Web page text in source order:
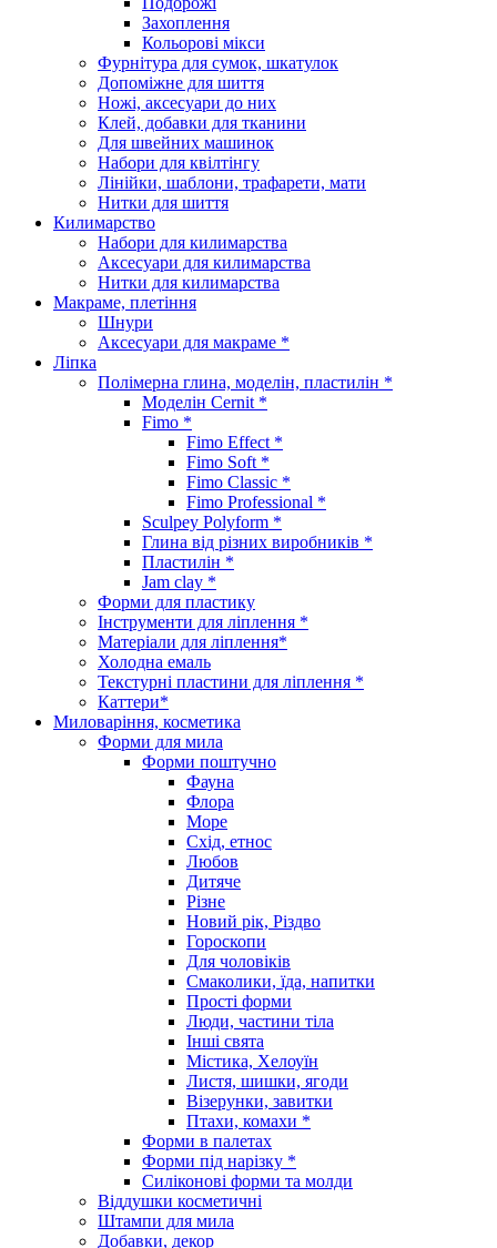
Захоплення
Кольорові мікси
Фурнітура для сумок, шкатулок
Допоміжне для шиття
Ножі, аксесуари до них
Клей, добавки для тканини
Для швейних машинок
Набори для квілтінгу
Лінійки, шаблони, трафарети, мати
Нитки для шиття
Килимарство
Набори для килимарства
Аксесуари для килимарства
Нитки для килимарства
Макраме, плетіння
Шнури
Аксесуари для макраме *
Ліпка
Полімерна глина, моделін, пластилін *
Моделін Cernit *
Fimo *
Fimo Effect *
Fimo Soft *
Fimo Classic *
Fimo Professional *
Sculpey Polyform *
Глина від різних виробників *
Пластилін *
Jam clay *
Форми для пластику
Інструменти для ліплення *
Матеріали для ліплення*
Холодна емаль
Текстурні пластини для ліплення *
Каттери*
Миловаріння, косметика
Форми для мила
Форми поштучно
Фауна
Флора
Море
Схід, етнос
Любов
Дитяче
Різне
Новий рік, Різдво
Гороскопи
Для чоловіків
Смаколики, їда, напитки
Прості форми
Люди, частини тіла
Інші свята
Містика, Хелоуїн
Листя, шишки, ягоди
Візерунки, завитки
Птахи, комахи *
Форми в палетах
Форми під нарізку *
Силіконові форми та молди
Віддушки косметичні
Штампи для мила
Добавки, декор